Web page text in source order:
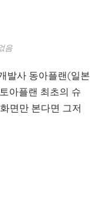
음
발사 동아플랜(일본
아플랜 최초의 슈
면만 본다면 그저